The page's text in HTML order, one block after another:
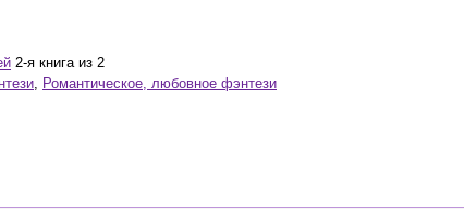
2-я книга из 2
, Романтическое, любовное фэнтези